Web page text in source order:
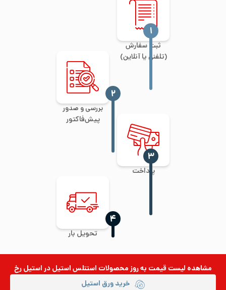
ثبت سفارش
(تلفنی یا آنلاین)
‍۱
بررسی و صدور
پیش‌فاکتور
‍۲
پرداخت
‍۳
تحویل بار
‍۴
مشاهده لیست قیمت به روزمحصولات استنلس استیلدر استیل رخ
خرید ورق استیل